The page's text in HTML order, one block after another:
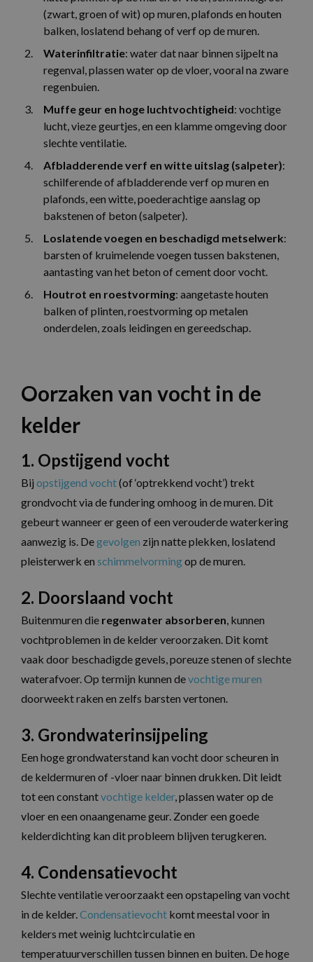
(zwart, groen of wit) op muren, plafonds en houten
balken, loslatend behang of verf op de muren.
Waterinfiltratie: water dat naar binnen sijpelt na
regenval, plassen water op de vloer, vooral na zware
regenbuien.
Muffe geur en hoge luchtvochtigheid: vochtige
lucht, vieze geurtjes, en een klamme omgeving door
slechte ventilatie.
Afbladderende verf en witte uitslag (salpeter):
schilferende of afbladderende verf op muren en
plafonds, een witte, poederachtige aanslag op
bakstenen of beton (salpeter).
Loslatende voegen en beschadigd metselwerk:
barsten of kruimelende voegen tussen bakstenen,
aantasting van het beton of cement door vocht.
Houtrot en roestvorming: aangetaste houten
balken of plinten, roestvorming op metalen
onderdelen, zoals leidingen en gereedschap.
Oorzaken van vocht in de
kelder
1. Opstijgend vocht
Bij opstijgend vocht(of ‘optrekkend vocht’) trekt
grondvocht via de fundering omhoog in de muren. Dit
gebeurt wanneer er geen of een verouderde waterkering
aanwezig is. Degevolgen zijn natte plekken, loslatend
pleisterwerk en schimmelvormingop de muren.
2. Doorslaand vocht
Buitenmuren die regenwater absorberen, kunnen
vochtproblemen in de kelder veroorzaken. Dit komt
vaak door beschadigde gevels, poreuze stenen of slechte
waterafvoer. Op termijn kunnen devochtige muren
doorweekt raken en zelfs barsten vertonen.
3. Grondwaterinsijpeling
Een hoge grondwaterstand kan vocht door scheuren in
de keldermuren of -vloer naar binnen drukken. Dit leidt
tot een constantvochtige kelder, plassen water op de
vloer en een onaangename geur. Zonder een goede
kelderdichting kan dit probleem blijven terugkeren.
4. Condensatievocht
Slechte ventilatie veroorzaakt een opstapeling van vocht
in de kelder.Condensatievocht komt meestal voor in
kelders met weinig luchtcirculatie en
temperatuurverschillen tussen binnen en buiten. De hoge